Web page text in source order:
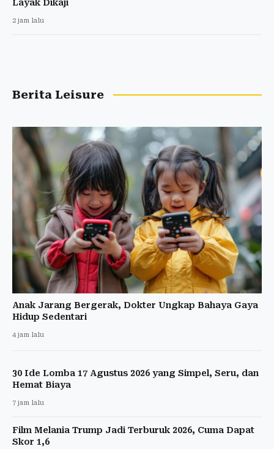
Layak Dikaji
2 jam lalu
Berita Leisure
Anak Jarang Bergerak, Dokter Ungkap Bahaya Gaya
Hidup Sedentari
4 jam lalu
30 Ide Lomba 17 Agustus 2026 yang Simpel, Seru, dan
Hemat Biaya
7 jam lalu
Film Melania Trump Jadi Terburuk 2026, Cuma Dapat
Skor 1,6